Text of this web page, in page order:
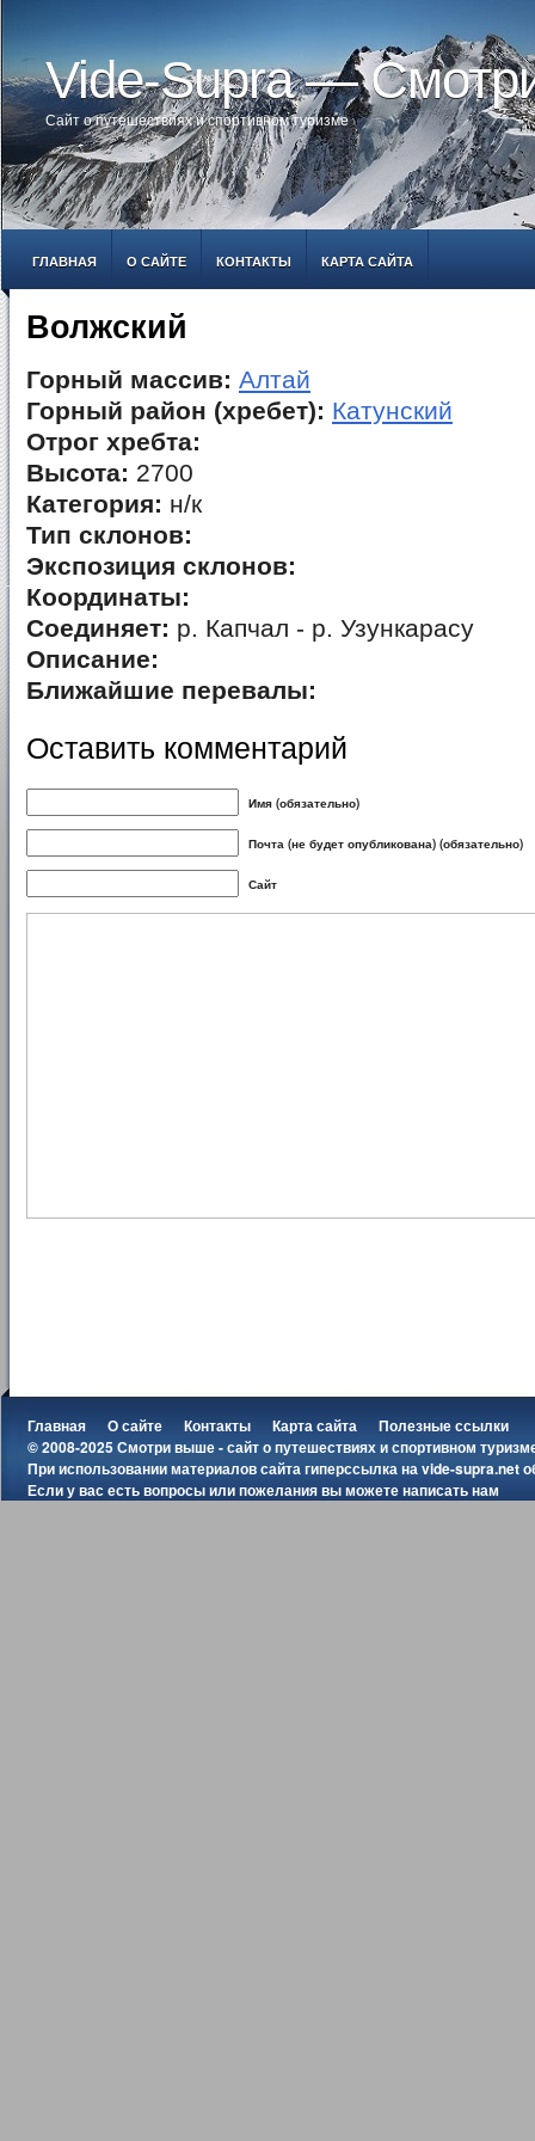
Vide-Supra —
Сайт о путешествиях и спортивном туризме
ГЛАВНАЯ О САЙТЕ КОНТАКТЫ КАРТА САЙТА
Волжский
Горный массив: Алтай
Горный район (хребет): Катунский
Отрог хребта:
Высота: 2700
Категория: н/к
Тип склонов:
Экспозиция склонов:
Координаты:
Соединяет: р. Капчал - р. Узункарасу
Описание:
Ближайшие перевалы:
Оставить комментарий
Имя (обязательно)
Почта (не будет опубликована) (обязательно)
Сайт
Главная О сайте Контакты Карта сайта
Полезные ссылки
© 2008-2025 Смотри выше - сайт о путешествиях и спортивном
При использовании материалов сайта гиперссылка наvide-supra.net
Если у вас есть вопросы или пожелания вы можетенаписать нам